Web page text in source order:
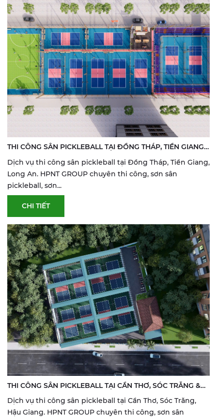
THI CÔNG SÂN PICKLEBALL TẠI ĐỒNG THÁP, TIỀN GIANG
& LONG AN | SƠN & SỬA SÂN THỂ THAO
Dịch vụ thi công sân pickleball tại Đồng Tháp, Tiền Giang,
Long An. HPNT GROUP chuyên thi công, sơn sân
pickleball, sơn...
CHI TIẾT
THI CÔNG SÂN PICKLEBALL TẠI CẦN THƠ, SÓC TRĂNG &
HẬU GIANG | SƠN & SỬA SÂN THỂ THAO
Dịch vụ thi công sân pickleball tại Cần Thơ, Sóc Trăng,
Hậu Giang. HPNT GROUP chuyên thi công, sơn sân